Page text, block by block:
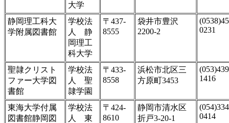
大学
静岡理工科大
学附属図書館
学校法
人 静
岡理工
科大学
〒437-
8555
袋井市豊沢
2200-2
0231
聖隷クリスト
ファー大学図
書館
学校法
人 聖
隷学園
〒433-
8558
浜松市北区三
方原町3453
1416
東海大学付属
図書館静岡図
学校法
人 東
〒424-
8610
静岡市清水区
折戸3-20-1
0414